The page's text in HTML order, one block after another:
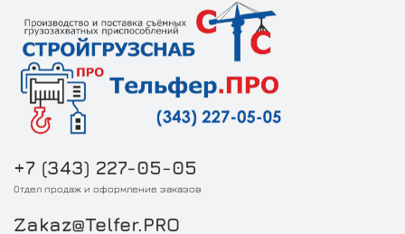
+7 (343) 227-05-05
Отдел продаж и оформление заказов
Zakaz@Telfer.PRO